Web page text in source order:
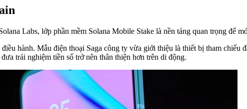
Labs, lớp phần mềm Solana Mobile Stake là nền tảng quan trọng để
hành. Mẫu điện thoại Saga công ty vừa giới thiệu là thiết bị tham chiếu
trải nghiệm tiền số trở nên thân thiện hơn trên di động.